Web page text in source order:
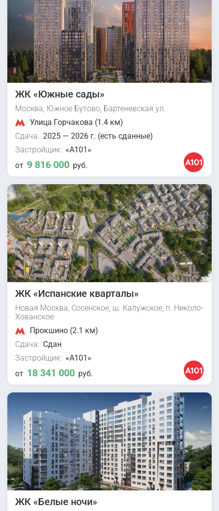
ЖК «Южные сады»
Москва, Южное Бутово, Бартеневская ул.
Улица Горчакова (1.4 км)
Сдача: 2025 — 2026 г. (есть сданные)
Застройщик: «А101»
от 9 816 000 руб.
ЖК «Испанские кварталы»
Новая Москва, Сосенское, ш. Калужское, п. Николо-
Хованское
Прокшино (2.1 км)
Сдача: Сдан
Застройщик: «А101»
от 18 341 000 руб.
ЖК «Белые ночи»